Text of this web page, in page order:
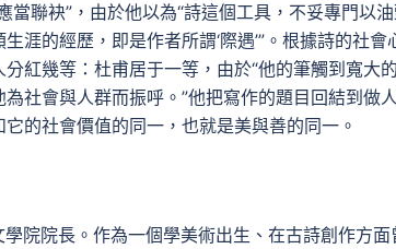
當聯袂”，由於他以為“詩這個工具，不妥專門以
涯的經歷，即是作者所謂‘際遇’”。根據詩的社
紅幾等：杜甫居于一等，由於“他的筆觸到寬大
社會與人群而振呼。”他把寫作的題目回結到做
的社會價值的同一，也就是美與善的同一。
院院長。作為一個學美術出生、在古詩創作方面